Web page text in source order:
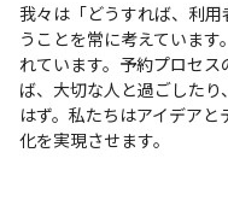
我々は「どうすれば、利
うことを常に考えていま
れています。予約プロセ
ば、大切な人と過ごした
はず。私たちはアイデア
化を実現させます。